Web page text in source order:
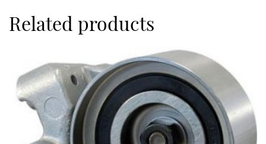
Related products